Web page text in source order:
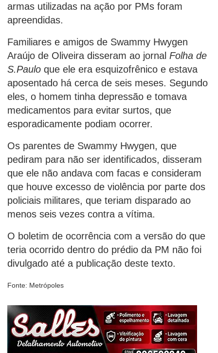
armas utilizadas na ação por PMs foram
apreendidas.
Familiares e amigos de Swammy Hwygen
Araújo de Oliveira disseram ao jornal Folha de
S.Paulo que ele era esquizofrênico e estava
aposentado há cerca de seis meses. Segundo
eles, o homem tinha depressão e tomava
medicamentos para evitar surtos, que
esporadicamente podiam ocorrer.
Os parentes de Swammy Hwygen, que
pediram para não ser identificados, disseram
que ele não andava com facas e consideram
que houve excesso de violência por parte dos
policiais militares, que teriam disparado ao
menos seis vezes contra a vítima.
O boletim de ocorrência com a versão do que
teria ocorrido dentro do prédio da PM não foi
divulgado até a publicação deste texto.
Fonte: Metrópoles